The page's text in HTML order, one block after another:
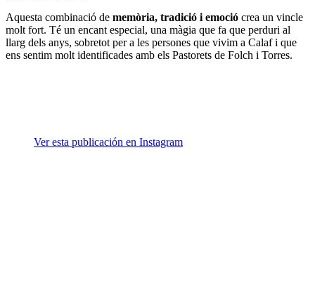
Aquesta combinació de memòria, tradició i emoció crea un vincle
molt fort. Té un encant especial, una màgia que fa que perduri al
llarg dels anys, sobretot per a les persones que vivim a Calaf i que
ens sentim molt identificades amb els Pastorets de Folch i Torres.
Ver esta publicación en Instagram